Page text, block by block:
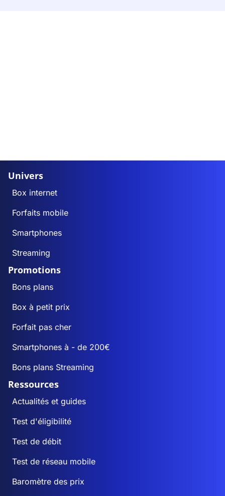
Univers
Box internet
Forfaits mobile
Smartphones
Streaming
Promotions
Bons plans
Box à petit prix
Forfait pas cher
Smartphones à - de 200€
Bons plans Streaming
Ressources
Actualités et guides
Test d'éligibilité
Test de débit
Test de réseau mobile
Baromètre des prix